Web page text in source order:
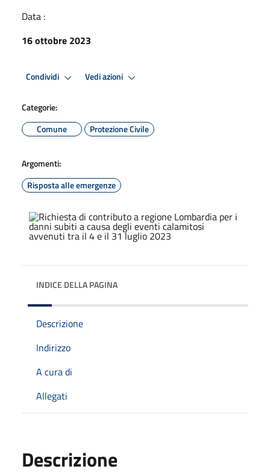
Data :
16 ottobre 2023
Condividi Vedi azioni
Categorie:
Comune
Protezione Civile
Argomenti:
Risposta alle emergenze
INDICE DELLA PAGINA
Descrizione
Indirizzo
A cura di
Allegati
Descrizione